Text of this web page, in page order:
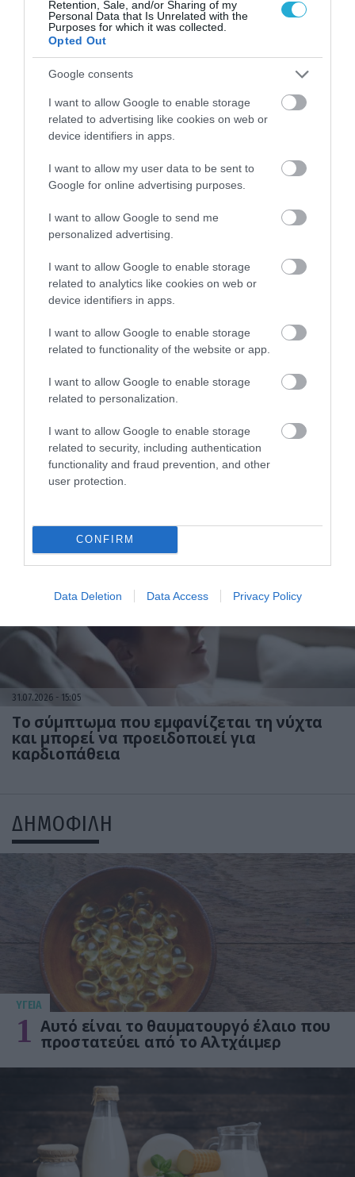
Retention, Sale, and/or Sharing of my
Personal Data that Is Unrelated with the
Purposes for which it was collected.
Opted Out
Google consents
I want to allow Google to enable storage
related to advertising like cookies on web or
device identifiers in apps.
I want to allow my user data to be sent to
Google for online advertising purposes.
I want to allow Google to send me
personalized advertising.
I want to allow Google to enable storage
related to analytics like cookies on web or
device identifiers in apps.
I want to allow Google to enable storage
related to functionality of the website or app.
I want to allow Google to enable storage
related to personalization.
I want to allow Google to enable storage
related to security, including authentication
functionality and fraud prevention, and other
user protection.
CONFIRM
Data Deletion Data Access Privacy Policy
31.07.2026 15:11
Το σημάδι στο πόδι που μπορεί να κρύβει
θρόμβωση
Τι είναι η χολοκυστεκτομή στην οποία
υποβλήθηκε ο Μ.Χατζηγιάννης: Tα
συμπτώματα που οδηγούν στην επέμβαση
15:06
31.07.2026 15:05
Το σύμπτωμα που εμφανίζεται τη νύχτα
και μπορεί να προειδοποιεί για
καρδιοπάθεια
ΔΗΜΟΦΙΛΗ
ΥΓΕΙΑ
1 Αυτό είναι το θαυματουργό έλαιο που
προστατεύει από το Αλτχάιμερ